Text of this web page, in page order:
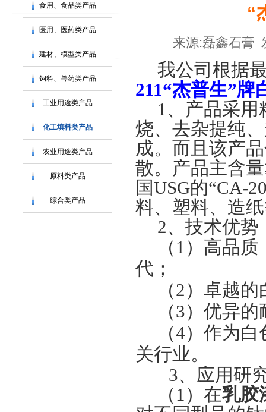
食用、食品类产品
医用、医药类产品
建材、模型类产品
饲料、兽药类产品
工业用途类产品
化工填料类产品
农业用途类产品
原料类产品
综合类产品
“
来源:磊鑫石膏
我公司根据
211“杰普生”牌
1 、产品采
烧、去杂提纯
成。而且该产
散。产品主含
国USG的“CA-
料、塑料、造
2、技术优势
（1）高品
代；
（2）卓越
（3）优异
（4）作为
关行业。
3、应用研
（1）在乳胶